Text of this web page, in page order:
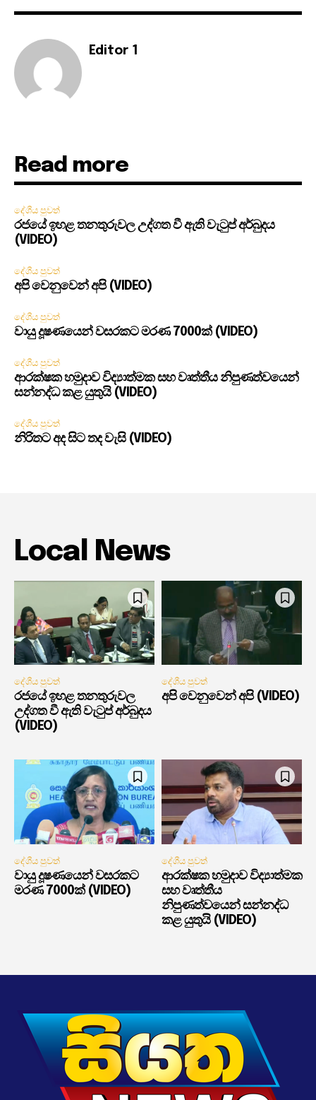
Editor 1
Read more
දේශීය පුවත්
රජයේ ඉහළ තනතුරුවල උද්ගත වී ඇති වැටුප් අර්බුදය
(VIDEO)
දේශීය පුවත්
අපි වෙනුවෙන් අපි (VIDEO)
දේශීය පුවත්
වායු දූෂණයෙන් වසරකට මරණ 7000ක් (VIDEO)
දේශීය පුවත්
ආරක්ෂක හමුදාව විද්‍යාත්මක සහ වෘත්තීය නිපුණත්වයෙන්
සන්නද්ධ කළ යුතුයි (VIDEO)
දේශීය පුවත්
නිරිතට අද සිට තද වැසි (VIDEO)
Local News
දේශීය පුවත්
රජයේ ඉහළ තනතුරුවල
උද්ගත වී ඇති වැටුප් අර්බුදය
(VIDEO)
දේශීය පුවත්
අපි වෙනුවෙන් අපි (VIDEO)
දේශීය පුවත්
වායු දූෂණයෙන් වසරකට
මරණ 7000ක් (VIDEO)
දේශීය පුවත්
ආරක්ෂක හමුදාව විද්‍යාත්මක
සහ වෘත්තීය
නිපුණත්වයෙන් සන්නද්ධ
කළ යුතුයි (VIDEO)